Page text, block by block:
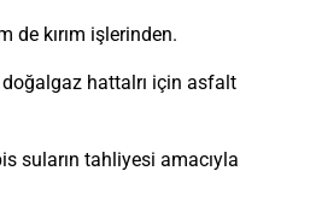
de kırım işlerinden.
hattalrı için asfalt
suların tahliyesi amacıyla